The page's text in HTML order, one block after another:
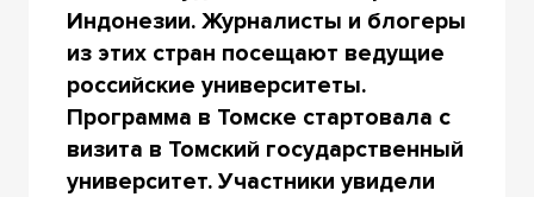
Индонезии. Журналисты и блогеры
из этих стран посещают ведущие
российские университеты.
Программа в Томске стартовала с
визита в Томский государственный
университет. Участники увидели